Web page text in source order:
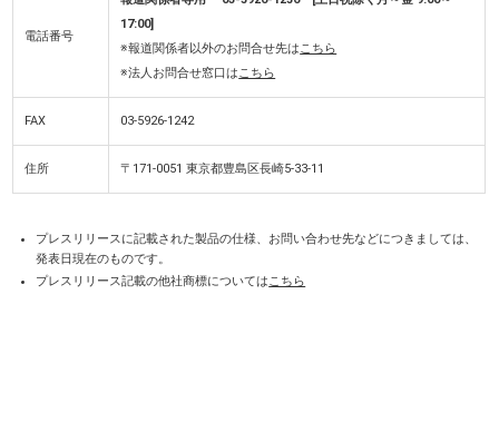
電話番号
17:00]
※報道関係者以外のお問合せ先はこちら
※法人お問合せ窓口はこちら
FAX 03-5926-1242
住所 〒171-0051 東京都豊島区長崎5-33-11
プレスリリースに記載された製品の仕様、お問い合わせ先などにつきましては、
発表日現在のものです。
プレスリリース記載の他社商標についてはこちら